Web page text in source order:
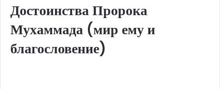
Достоинства Пророка
Мухаммада (мир ему и
благословение)